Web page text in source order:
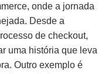
onde a jornada
Desde a
de checkout,
uma história que leva
Outro exemplo é